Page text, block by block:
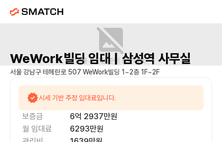
매물 사진을 준비 중이에요.
WeWork빌딩임대 | 삼성역 사무실
서울 강남구 테헤란로 507 WeWork빌딩 1~2층 1F~2F
시세 기반 추정 임대료입니다.
보증금 6억 2937만원
월 임대료
6293만원